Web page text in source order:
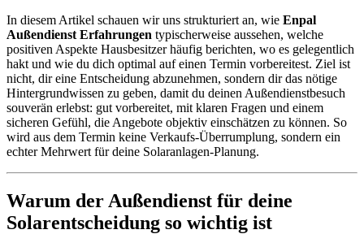
In diesem Artikel schauen wir uns strukturiert an, wie Enpal
Außendienst Erfahrungen typischerweise aussehen, welche
positiven Aspekte Hausbesitzer häufig berichten, wo es gelegentlich
hakt und wie du dich optimal auf einen Termin vorbereitest. Ziel ist
nicht, dir eine Entscheidung abzunehmen, sondern dir das nötige
Hintergrundwissen zu geben, damit du deinen Außendienstbesuch
souverän erlebst: gut vorbereitet, mit klaren Fragen und einem
sicheren Gefühl, die Angebote objektiv einschätzen zu können. So
wird aus dem Termin keine Verkaufs-Überrumplung, sondern ein
echter Mehrwert für deine Solaranlagen-Planung.
Warum der Außendienst für deine
Solarentscheidung so wichtig ist